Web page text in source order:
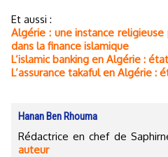
Et aussi :
Algérie : une instance
dans la finance islamique
L’islamic banking en Algérie :
L’assurance takaful en Algérie :
Hanan Ben Rhouma
Rédactrice en chef de
auteur